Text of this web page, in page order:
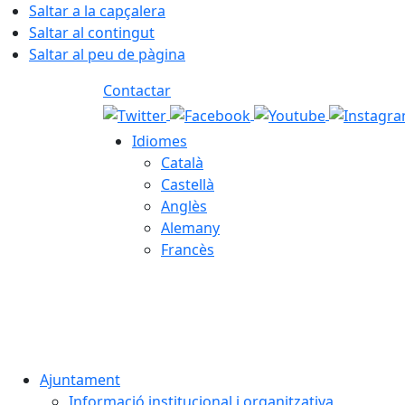
Saltar a la capçalera
Saltar al contingut
Saltar al peu de pàgina
Contactar
Idiomes
Català
Castellà
Anglès
Alemany
Francès
Ajuntament